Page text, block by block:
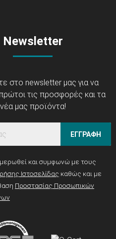
Newsletter
στο newsletter μας για να
τις προσφορές και τα
νέα μας προϊόντα!
ΕΓΓΡΑΦΗ
και συμφωνώ με τους
Ιστοσελίδας καθώς και με
Προστασίας Προσωπικών